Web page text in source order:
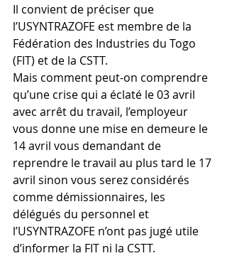
Il convient de préciser que
l’USYNTRAZOFE est membre de la
Fédération des Industries du Togo
(FIT) et de la CSTT.
Mais comment peut-on comprendre
qu’une crise qui a éclaté le 03 avril
avec arrêt du travail, l’employeur
vous donne une mise en demeure le
14 avril vous demandant de
reprendre le travail au plus tard le 17
avril sinon vous serez considérés
comme démissionnaires, les
délégués du personnel et
l’USYNTRAZOFE n’ont pas jugé utile
d’informer la FIT ni la CSTT.